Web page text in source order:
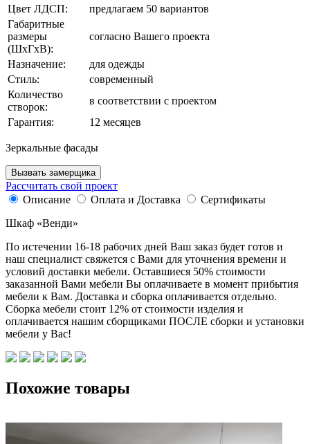
Цвет ЛДСП:
предлагаем 50 вариантов
Габаритные
размеры
(ШхГхВ):
согласно Вашего проекта
Назначение:
для одежды
Стиль:
современный
Количество
створок:
в соответствии с проектом
Гарантия:
12 месяцев
Зеркальные фасады
Вызвать замерщика
Рассчитать свой проект
Описание
Оплата и Доставка
Сертификаты
Шкаф «Венди»
По истечении 16-18 рабочих дней Ваш заказ будет готов и
наш специалист свяжется с Вами для уточнения времени и
условий доставки мебели. Оставшиеся 50% стоимости
заказанной Вами мебели Вы оплачиваете в момент прибытия
мебели к Вам. Доставка и сборка оплачивается отдельно.
Сборка мебели стоит 12% от стоимости изделия и
оплачивается нашим сборщиками ПОСЛЕ сборки и установки
мебели у Вас!
Похожие товары